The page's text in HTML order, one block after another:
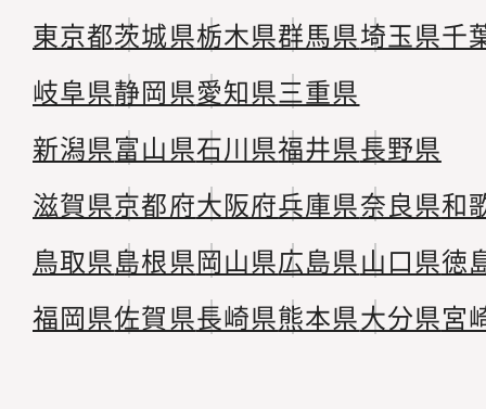
東京都茨城県栃木県群馬県埼玉県千
岐阜県静岡県愛知県三重県
新潟県富山県石川県福井県長野県
滋賀県京都府大阪府兵庫県奈良県和
鳥取県島根県岡山県広島県山口県徳
福岡県佐賀県長崎県熊本県大分県宮